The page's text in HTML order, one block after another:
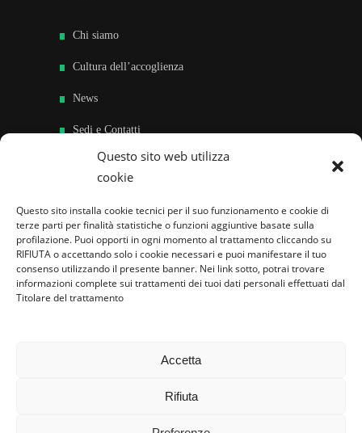
Questo sito web utilizza
cookie
Questo sito installa cookie tecnici per il suo funzionamento e cookie di
terze parti per finalità statistiche o funzioni aggiuntive basate sulla
profilazione. Puoi opporti in ogni momento al trattamento cliccando su
RIFIUTA o accettando solo i cookie necessari e puoi manifestare il tuo
consenso utilizzando il presente banner. Nei link sotto, potrai trovare
informazioni complete sui trattamenti dei tuoi dati personali effettuati dal
Titolare del trattamento
Accetta
Rifiuta
Chi siamo
Cultura dell’accoglienza
News
Sedi e Contatti
Sostieni
Famiglie per l’accoglienza nel mondo